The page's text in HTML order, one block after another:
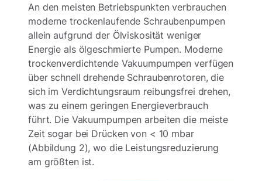
An den meisten Betriebspunkten verbrauchen
moderne trockenlaufende Schraubenpumpen
allein aufgrund der Ölviskosität weniger
Energie als ölgeschmierte Pumpen. Moderne
trockenverdichtende Vakuumpumpen verfügen
über schnell drehende Schraubenrotoren, die
sich im Verdichtungsraum reibungsfrei drehen,
was zu einem geringen Energieverbrauch
führt. Die Vakuumpumpen arbeiten die meiste
Zeit sogar bei Drücken von < 10 mbar
(Abbildung 2), wo die Leistungsreduzierung
am größten ist.